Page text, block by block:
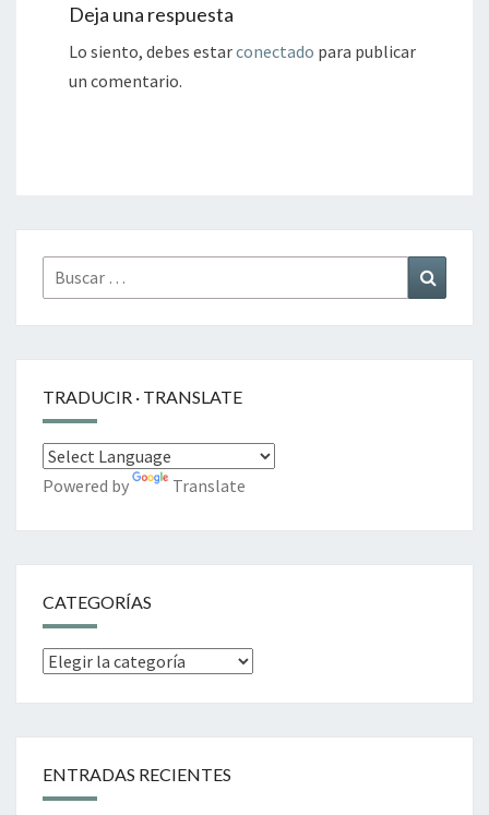
Deja una respuesta
Lo siento, debes estarconectado para publicar
un comentario.
Buscar
por:
TRADUCIR · TRANSLATE
Powered by Translate
CATEGORÍAS
Categorías
ENTRADAS RECIENTES